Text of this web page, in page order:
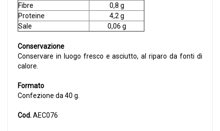
Fibre
0,8 g
Proteine
4,2 g
Sale
0,06 g
Conservazione
Conservare in luogo fresco e asciutto, al riparo da fonti di
calore.
Formato
Confezione da 40 g.
Cod.AEC076